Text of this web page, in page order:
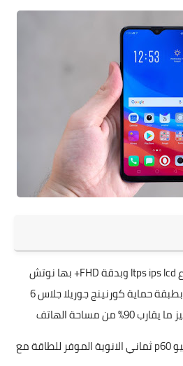
شاشة بحجم 6.3 انش من نوع ltps ips lcd وبدقة FHD+ بها نوتش
صغير اعلي الشاشة محمية بطبقة حماية كورنينج جوريلا جلاس 6
معالج من نوع ميديا تك هيليو p60 ثماني الانوية الموفر للطاقة مع